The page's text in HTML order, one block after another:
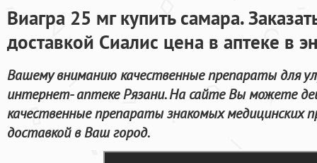
Виагра 25 мг купить самара.
доставкой Сиалис цена в аптеке в
Вашему вниманию качественные препараты для
интернет- аптеке Рязани. На сайте Вы можете
качественные препараты знакомых медицинских
доставкой в Ваш город.